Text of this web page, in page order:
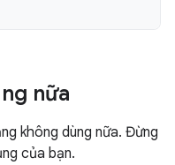
nữa
không dùng nữa. Đừng
của bạn.